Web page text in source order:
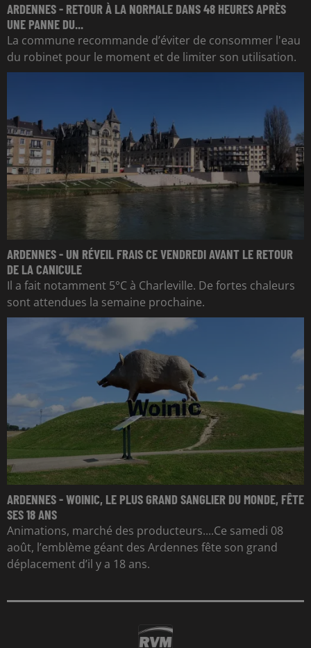
ARDENNES - RETOUR À LA NORMALE DANS 48 HEURES APRÈS
UNE PANNE DU...
La commune recommande d’éviter de consommer l'eau
du robinet pour le moment et de limiter son utilisation.
ARDENNES - UN RÉVEIL FRAIS CE VENDREDI AVANT LE RETOUR
DE LA CANICULE
Il a fait notamment 5°C à Charleville. De fortes chaleurs
sont attendues la semaine prochaine.
ARDENNES - WOINIC, LE PLUS GRAND SANGLIER DU MONDE, FÊTE
SES 18 ANS
Animations, marché des producteurs....Ce samedi 08
août, l’emblème géant des Ardennes fête son grand
déplacement d’il y a 18 ans.